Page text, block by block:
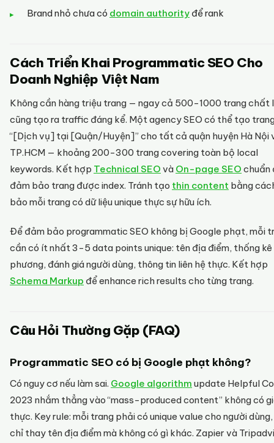
Brand nhỏ chưa có domain authority để rank
Cách Triển Khai Programmatic SEO Cho
Doanh Nghiệp Việt Nam
Không cần hàng triệu trang — ngay cả 500-1000 trang chất
cũng tạo ra traffic đáng kể. Một agency SEO có thể tạo
“[Dịch vụ] tại [Quận/Huyện]” cho tất cả quận huyện Hà Nội
TP.HCM — khoảng 200-300 trang covering toàn bộ local
keywords. Kết hợp Technical SEO và On-page SEO chuẩn
đảm bảo trang được index. Tránh tạo thin content bằng
bảo mỗi trang có dữ liệu unique thực sự hữu ích.
Để đảm bảo programmatic SEO không bị Google phạt, mỗi
cần có ít nhất 3-5 data points unique: tên địa điểm, thống
phương, đánh giá người dùng, thông tin liên hệ thực. Kết hợp
Schema Markup để enhance rich results cho từng trang.
Câu Hỏi Thường Gặp (FAQ)
Programmatic SEO có bị Google phạt không?
Có nguy cơ nếu làm sai. Google algorithm update Helpful
2023 nhắm thẳng vào “mass-produced content” không có
thực. Key rule: mỗi trang phải có unique value cho người
chỉ thay tên địa điểm mà không có gì khác. Zapier và